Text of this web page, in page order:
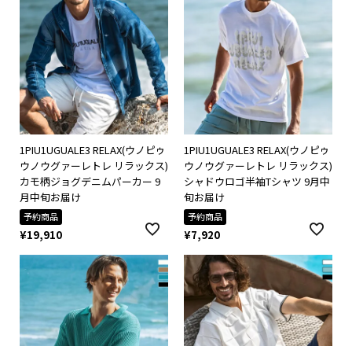
1PIU1UGUALE3 RELAX(ウノピゥ
ウノウグァーレトレ リラックス)
カモ柄ジョグデニムパーカー 9
月中旬お届け
予約商品
¥19,910
1PIU1UGUALE3 RELAX(ウノピゥ
ウノウグァーレトレ リラックス)
シャドウロゴ半袖Tシャツ 9月中
旬お届け
予約商品
¥7,920